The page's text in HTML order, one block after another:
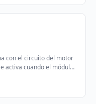
con el circuito del motor
activa cuando el módulo